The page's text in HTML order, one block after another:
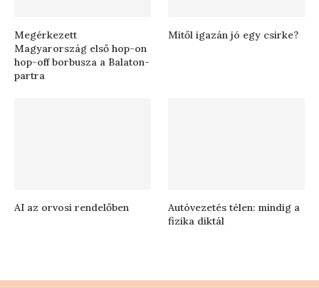
Megérkezett
Magyarország első hop-on
hop-off borbusza a Balaton-
partra
Mitől igazán jó egy csirke?
AI az orvosi rendelőben
Autóvezetés télen: mindig a
fizika diktál